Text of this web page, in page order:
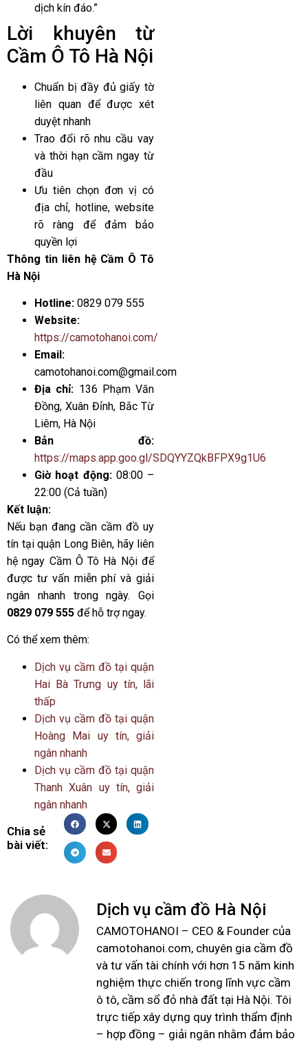
dịch kín đáo.”
Lời khuyên từ
Cầm Ô Tô Hà Nội
Chuẩn bị đầy đủ giấy tờ
liên quan để được xét
duyệt nhanh
Trao đổi rõ nhu cầu vay
và thời hạn cầm ngay từ
đầu
Ưu tiên chọn đơn vị có
địa chỉ, hotline, website
rõ ràng để đảm bảo
quyền lợi
Thông tin liên hệ Cầm Ô Tô
Hà Nội
Hotline: 0829 079 555
Website:
https://camotohanoi.com/
Email:
camotohanoi.com@gmail.com
Địa chỉ: 136 Phạm Văn
Đồng, Xuân Đỉnh, Bắc Từ
Liêm, Hà Nội
Bản đồ:
https://maps.app.goo.gl/SDQYYZQkBFPX9g1U6
Giờ hoạt động:08:00 –
22:00 (Cả tuần)
Kết luận:
Nếu bạn đang cần cầm đồ uy
tín tại quận Long Biên, hãy liên
hệ ngay Cầm Ô Tô Hà Nội để
được tư vấn miễn phí và giải
ngân nhanh trong ngày. Gọi
0829 079 555 để hỗ trợ ngay.
Có thể xem thêm:
Dịch vụ cầm đồ tại quận
Hai Bà Trưng uy tín, lãi
thấp
Dịch vụ cầm đồ tại quận
Hoàng Mai uy tín, giải
ngân nhanh
Dịch vụ cầm đồ tại quận
Thanh Xuân uy tín, giải
ngân nhanh
Chia sẻ
bài viết:
Dịch vụ cầm đồ Hà Nội
CAMOTOHANOI – CEO & Founder của
camotohanoi.com, chuyên gia cầm đồ
và tư vấn tài chính với hơn 15 năm kinh
nghiệm thực chiến trong lĩnh vực cầm
ô tô, cầm sổ đỏ nhà đất tại Hà Nội. Tôi
trực tiếp xây dựng quy trình thẩm định
– hợp đồng – giải ngân nhằm đảm bảo